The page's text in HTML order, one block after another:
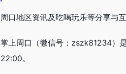
周口地区资讯及吃喝玩乐等分享与
掌上周口（微信号：zszk81234）
22:00。